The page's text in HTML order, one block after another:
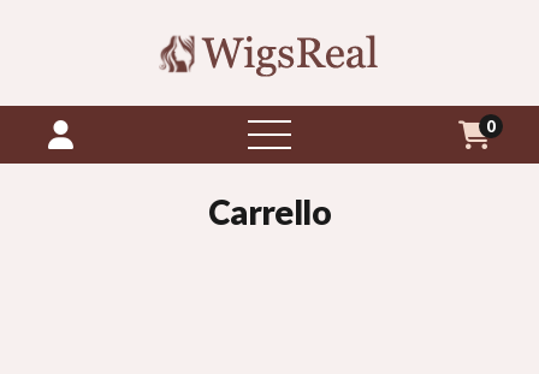
aprire
il
0
Carrello